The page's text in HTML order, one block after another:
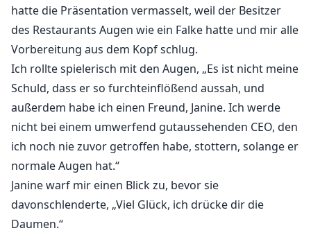
hatte die Präsentation vermasselt, weil der Besitzer
des Restaurants Augen wie ein Falke hatte und mir alle
Vorbereitung aus dem Kopf schlug.
Ich rollte spielerisch mit den Augen, „Es ist nicht meine
Schuld, dass er so furchteinflößend aussah, und
außerdem habe ich einen Freund, Janine. Ich werde
nicht bei einem umwerfend gutaussehenden CEO, den
ich noch nie zuvor getroffen habe, stottern, solange er
normale Augen hat.“
Janine warf mir einen Blick zu, bevor sie
davonschlenderte, „Viel Glück, ich drücke dir die
Daumen.“